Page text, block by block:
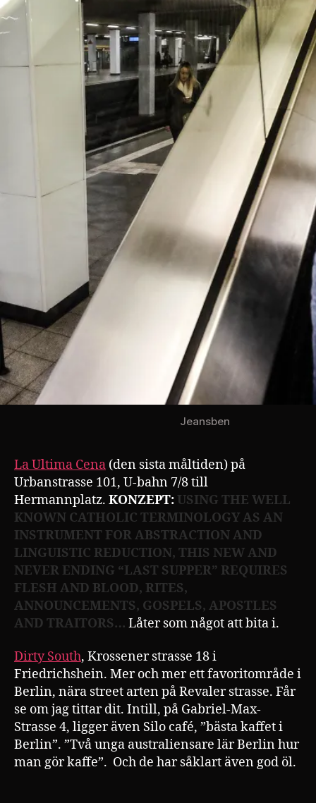
Jeansben
La Ultima Cena (den sista måltiden) på
Urbanstrasse 101, U-bahn 7/8 till
Hermannplatz. KONZEPT:USING THE WELL
KNOWN CATHOLIC TERMINOLOGY AS AN
INSTRUMENT FOR ABSTRACTION AND
LINGUISTIC REDUCTION, THIS NEW AND
NEVER ENDING “LAST SUPPER” REQUIRES
FLESH AND BLOOD, RITES,
ANNOUNCEMENTS, GOSPELS, APOSTLES
AND TRAITORS… Låter som något att bita i.
Dirty South, Krossener strasse 18 i
Friedrichshein. Mer och mer ett favoritområde i
Berlin, nära street arten på Revaler strasse. Får
se om jag tittar dit. Intill, på Gabriel-Max-
Strasse 4, ligger även Silo café, ”bästa kaffet i
Berlin”. ”Två unga australiensare lär Berlin hur
man gör kaffe”. Och de har såklart även god öl.